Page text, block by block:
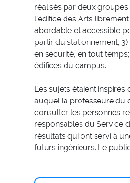
réalisés par deux
l’édifice des Arts
abordable et accessible
partir du stationnement;
en sécurité, en tout
édifices du campus.
Les sujets étaient
auquel la professeure du
consulter les personnes
responsables du Service
résultats qui ont servi à
futurs ingénieurs. Le